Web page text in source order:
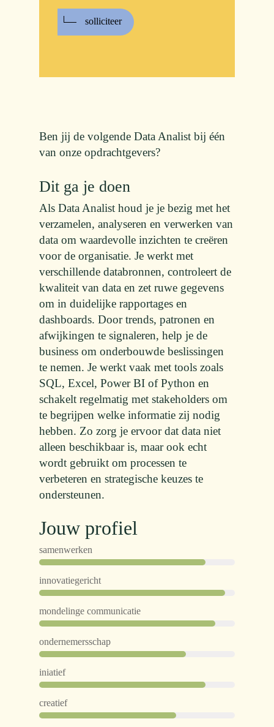
solliciteer
Ben jij de volgende Data Analist bij één
van onze opdrachtgevers?
Dit ga je doen
Als Data Analist houd je je bezig met het
verzamelen, analyseren en verwerken van
data om waardevolle inzichten te creëren
voor de organisatie. Je werkt met
verschillende databronnen, controleert de
kwaliteit van data en zet ruwe gegevens
om in duidelijke rapportages en
dashboards. Door trends, patronen en
afwijkingen te signaleren, help je de
business om onderbouwde beslissingen
te nemen. Je werkt vaak met tools zoals
SQL, Excel, Power BI of Python en
schakelt regelmatig met stakeholders om
te begrijpen welke informatie zij nodig
hebben. Zo zorg je ervoor dat data niet
alleen beschikbaar is, maar ook echt
wordt gebruikt om processen te
verbeteren en strategische keuzes te
ondersteunen.
Jouw profiel
samenwerken
innovatiegericht
mondelinge communicatie
ondernemersschap
iniatief
creatief